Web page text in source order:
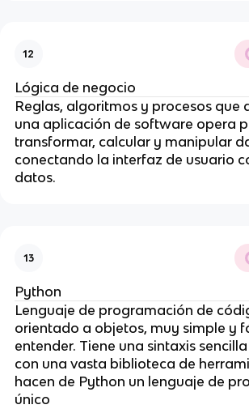
12
Lógica de negocio
Reglas, algoritmos y procesos que
una aplicación de software opera
transformar, calcular y manipular
conectando la interfaz de usuario
datos.
13
Python
Lenguaje de programación de
orientado a objetos, muy simple y
entender. Tiene una sintaxis
con una vasta biblioteca de
hacen de Python un lenguaje de
único